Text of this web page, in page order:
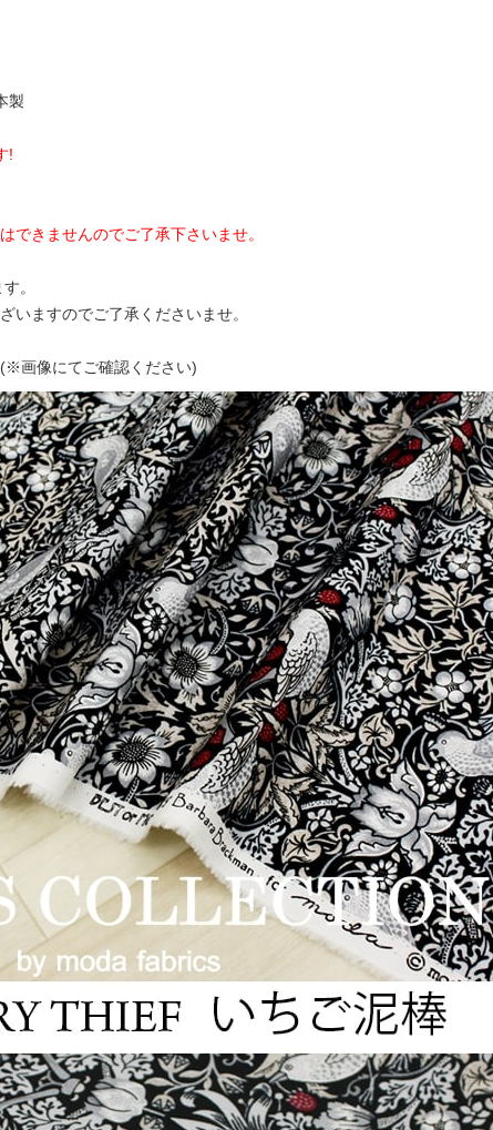
製
!
きませんのでご了承下さいませ。
。
いますのでご了承くださいませ。
画像にてご確認ください)